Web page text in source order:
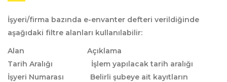
İşyeri/firma bazında e-envanter defteri verildiğinde
aşağıdaki filtre alanları kullanılabilir:
Alan Açıklama
Tarih Aralığı İşlem yapılacak tarih aralığı
İşyeri Numarası Belirli şubeye ait kayıtların